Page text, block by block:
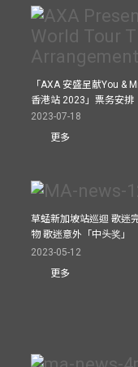
「AXA 安盛呈献You &
香港站 2023」票务安排
2023-07-18
更多
草蜢新加坡站巡迴 歌迷
物 歌迷意外「中头奖」
2023-05-12
更多